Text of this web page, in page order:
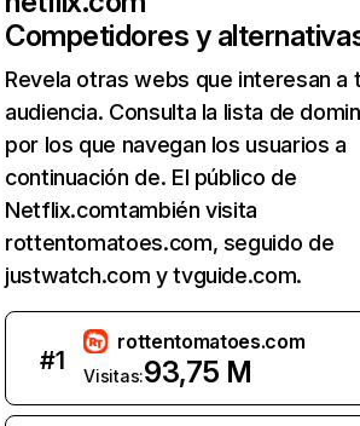
Competidores y
Revela otras webs que interesan a
audiencia. Consulta la lista de
por los que navegan los usuarios a
continuación de. El público de
Netflix.comtambién visita
rottentomatoes.com, seguido de
justwatch.com y tvguide.com.
#1
rottentomatoes.com
Visitas:93,75 M